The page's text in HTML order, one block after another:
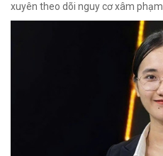
xuyên theo dõi nguy cơ xâm phạm.